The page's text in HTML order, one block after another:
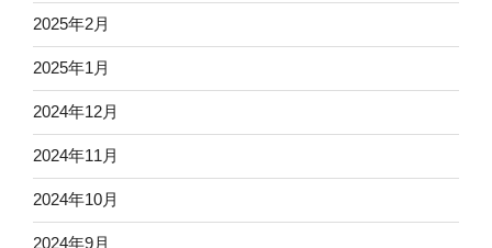
2025年2月
2025年1月
2024年12月
2024年11月
2024年10月
2024年9月